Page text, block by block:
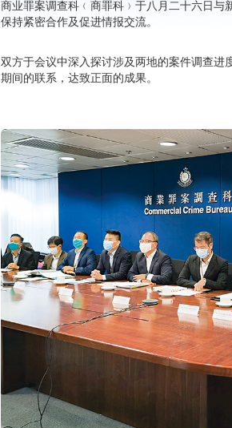
商业罪案调查科﹙商罪科﹚于八月二十六日
保持紧密合作及促进情报交流。
双方于会议中深入探讨涉及两地的案件调查
期间的联系，达致正面的成果。